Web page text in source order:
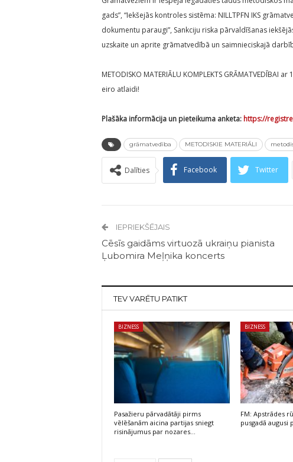
gads”, “Iekšejās kontroles sistēma: NILLTPFN IKS
dokumentu paraugi”, Sankciju riska pārvaldīšanas
uzskaite un aprite grāmatvedībā un saimnieciskajā
METODISKO MATERIĀLU KOMPLEKTS
eiro atlaidi!
Plašāka informācija un pieteikuma anketa: https://
grāmatvedība METODISKIE MATERIĀLI
Dalīties Facebook Twitter
IEPRIEKŠĒJAIS
Cēsīs gaidāms virtuozā ukraiņu pianista
Ļubomira Meļņika koncerts
TEV VARĒTU PATIKT
BIZNESS
Pasažieru pārvadātāji pirms
vēlēšanām aicina partijas sniegt
risinājumus par nozares…
BIZNESS
FM: Apstrādes
pusgadā augusi